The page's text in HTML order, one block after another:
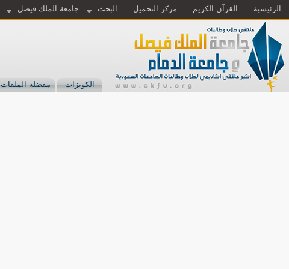
الرئيسية القرآن الكريم مركز التحميل البحث جامعة الملك فيصل
الكويزات مفضلة الملفات